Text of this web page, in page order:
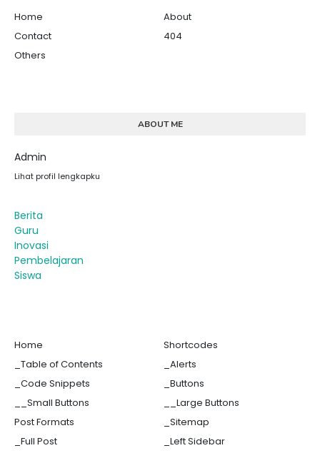
Home
About
Contact
404
Others
ABOUT ME
Admin
Lihat profil lengkapku
Berita
Guru
Inovasi
Pembelajaran
Siswa
Home
Shortcodes
_Table of Contents
_Alerts
_Code Snippets
_Buttons
__Small Buttons
__Large Buttons
Post Formats
_Sitemap
_Full Post
_Left Sidebar